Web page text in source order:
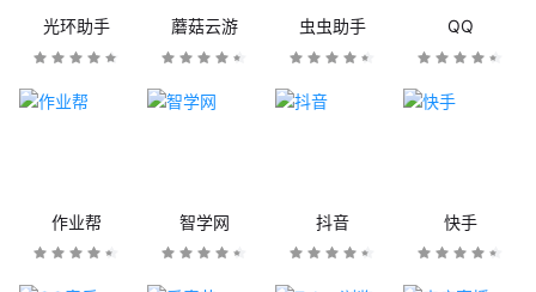
光环助手 蘑菇云游 虫虫助手 QQ
作业帮 智学网 抖音 快手